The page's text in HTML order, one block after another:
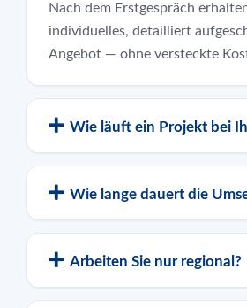
Nach dem Erstgespräch
individuelles, detailliert
Angebot — ohne versteckte
Wie läuft ein Projekt bei
Wie lange dauert die
Arbeiten Sie nur regional?